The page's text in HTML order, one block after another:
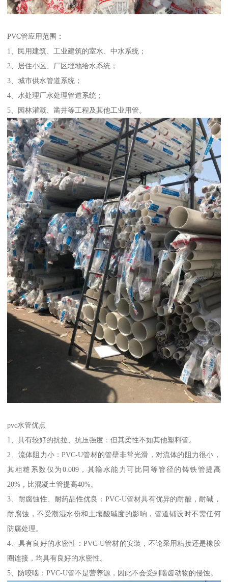
PVC管应用范围：
1、民用建筑、工业建筑的室水、中水系统；
2、居住小区、厂区埋地给水系统；
3、城市供水管道系统；
4、水处理厂水处理管道系统；
5、园林灌溉、凿井等工程及其他工业用管。
pvc水管优点
1、具有较好的抗拉、抗压强度：但其柔性不如其他塑料管。
2、流体阻力小：PVC-U管材的管壁非常光滑，对流体的阻力很小，
其粗糙系数仅为0.009，其输水能力可比同等管径的铸铁管提高
20%，比混凝土管提高40%。
3、耐腐蚀性、耐药品性优良：PVC-U管材具有优异的耐酸，耐碱，
耐腐蚀，不受潮湿水份和土壤酸碱度的影响，管道铺设时不需任何
防腐处理。
4、具有良好的水密性：PVC-U管材的安装，不论采用粘接还是橡胶
圈连接，均具有良好的水密性。
5、防咬啮：PVC-U管不是营养源，因此不会受到啮齿动物的侵蚀。